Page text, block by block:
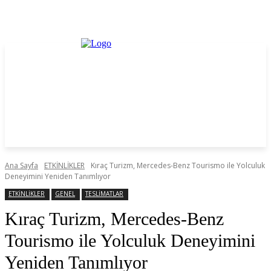
Ana Sayfa ETKİNLİKLER
Kıraç Turizm, Mercedes-Benz Tourismo ile Yolculuk
Deneyimini Yeniden Tanımlıyor
ETKİNLİKLER GENEL TESLİMATLAR
Kıraç Turizm, Mercedes-Benz
Tourismo ile Yolculuk Deneyimini
Yeniden Tanımlıyor